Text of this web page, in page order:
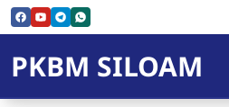
Skip to Content
PKBM SILOAM